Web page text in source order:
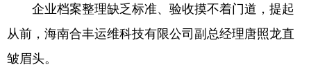
企业档案整理缺乏标准、验收摸不着门道，提起
从前，海南合丰运维科技有限公司副总经理唐照龙直
皱眉头。